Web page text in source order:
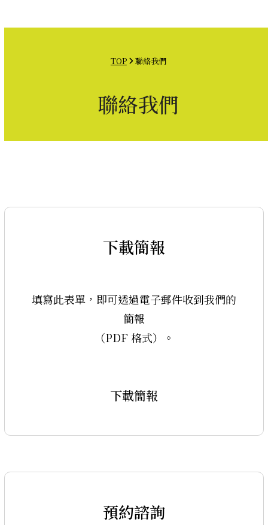
to mobile
mobile
TOP 聯絡我們
聯絡我們
下載簡報
填寫此表單，即可透過電子郵件收到我們的
簡報
（PDF 格式）。
下載簡報
預約諮詢